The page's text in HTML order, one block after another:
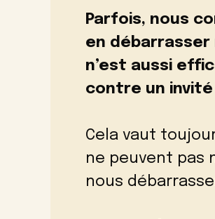
Parfois, nous
en débarrasser
n’est aussi
contre un
Cela vaut
ne peuvent pas
nous